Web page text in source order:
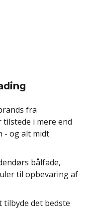
fra
tilstede i mere end
- og alt midt
bålfade,
til opbevaring af
tilbyde det bedste